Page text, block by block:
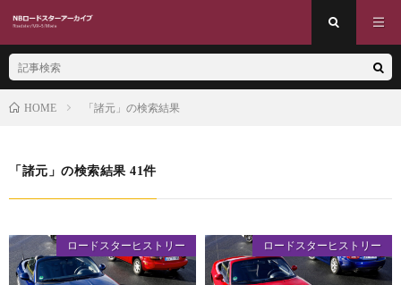
HOME 「諸元」の検索結果
「諸元」の検索結果 41件
ロードスターヒストリー ロードスターヒストリー